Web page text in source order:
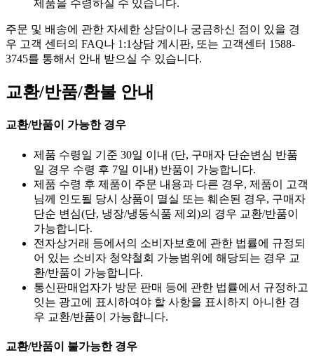
제품을 수령하실 수 있습니다.
주문 및 배송에 관한 자세한 상담이나 궁금하신 점이 있을 경
우 고객 센터의 FAQ나 1:1상담 게시판, 또는 고객센터 1588-
3745를 통해서 안내 받으실 수 있습니다.
교환/반품/환불 안내
교환/반품이 가능한 경우
제품 수령일 기준 30일 이내 (단, 구매자 단순변심 반품
일 경우 수령 후 7일 이내) 반품이 가능합니다.
제품 수령 후 제품이 주문 내용과 다른 경우, 제품이 고객
님께 인도될 당시 상품이 멸실 또는 훼손된 경우, 구매자
단순 변심(단, 냉장/냉동식품 제외)의 경우 교환/반품이
가능합니다.
전자상거래 등에서의 소비자보호에 관한 법률에 규정되
어 있는 소비자 청약철회 가능범위에 해당되는 경우 교
환/반품이 가능합니다.
통신판매업자가 방문 판매 등에 관한 법률에서 규정하고
잇는 광고에 표시하여야 할 사항을 표시하지 아니한 경
우 교환/반품이 가능합니다.
교환/반품이 불가능한 경우